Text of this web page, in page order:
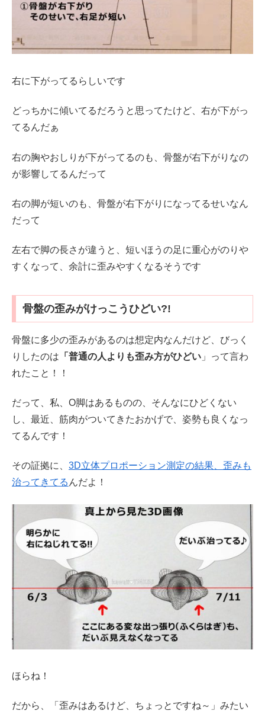
右に下がってるらしいです
どっちかに傾いてるだろうと思ってたけど、右が下がっ
てるんだぁ
右の胸やおしりが下がってるのも、骨盤が右下がりなの
が影響してるんだって
右の脚が短いのも、骨盤が右下がりになってるせいなん
だって
左右で脚の長さが違うと、短いほうの足に重心がのりや
すくなって、余計に歪みやすくなるそうです
骨盤の歪みがけっこうひどい?!
骨盤に多少の歪みがあるのは想定内なんだけど、びっく
りしたのは 「普通の人よりも歪み方がひどい 」って言わ
れたこと！！
だって、私、O脚はあるものの、そんなにひどくない
し、最近、筋肉がついてきたおかげで、姿勢も良くなっ
てるんです！
その証拠に、 3D立体プロポーション測定の結果、歪みも
治ってきてるんだよ！
ほらね！
だから、「歪みはあるけど、ちょっとですね～」みたい